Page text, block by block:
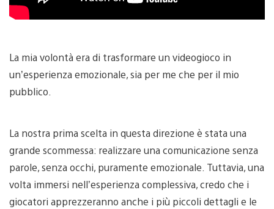
La mia volontà era di trasformare un videogioco in
un’esperienza emozionale, sia per me che per il mio
pubblico.
La nostra prima scelta in questa direzione è stata una
grande scommessa: realizzare una comunicazione senza
parole, senza occhi, puramente emozionale. Tuttavia, una
volta immersi nell’esperienza complessiva, credo che i
giocatori apprezzeranno anche i più piccoli dettagli e le